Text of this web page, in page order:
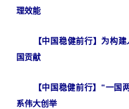
理效能
【中国稳健前行】为构建
国贡献
【中国稳健前行】“一国两
系伟大创举